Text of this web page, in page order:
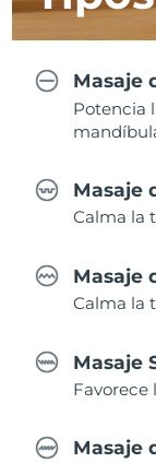
Masaje
Potencia
Masaje
Calma la
Masaje
Calma la
Masaje
Favorece
Masaje